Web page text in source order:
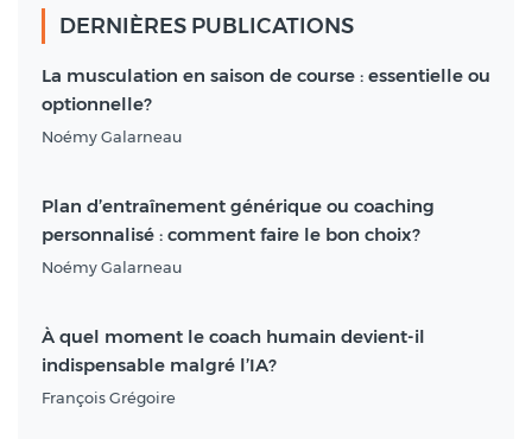
DERNIÈRES PUBLICATIONS
La musculation en saison de course : essentielle ou
optionnelle?
Noémy Galarneau
Plan d’entraînement générique ou coaching
personnalisé : comment faire le bon choix?
Noémy Galarneau
À quel moment le coach humain devient-il
indispensable malgré l’IA?
François Grégoire